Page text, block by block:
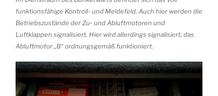
funktionsfähige Kontroll- und Meldefeld. Auch hier werden die
Betriebszustände der Zu- und Abluftmotoren und
Luftklappen signalisiert. Hier wird allerdings signalisiert, das
Abluftmotor „B“ ordnungsgemäß funktioniert.